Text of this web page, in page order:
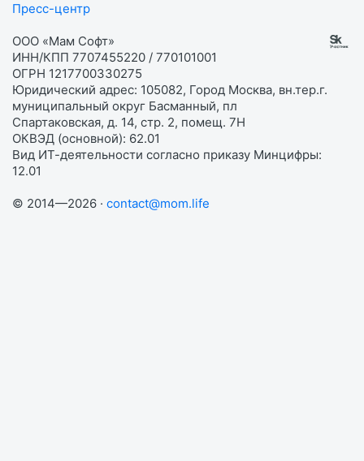
Пресс-центр
ООО «Мам Софт»
ИНН/КПП 7707455220 / 770101001
ОГРН 1217700330275
Юридический адрес: 105082, Город Москва, вн.тер.г.
муниципальный округ Басманный, пл
Спартаковская, д. 14, стр. 2, помещ. 7Н
ОКВЭД (основной): 62.01
Вид ИТ-деятельности согласно приказу Минцифры:
12.01
© 2014—2026 · contact@mom.life